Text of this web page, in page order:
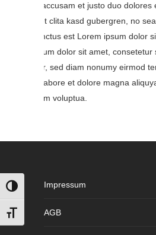
UMSCHALTEN AUF HOHE
SCHRIFT VERGRÖSSERN
et accusam et justo duo dolores
Stet clita kasd gubergren, no
sanctus est Lorem ipsum dolor
ipsum dolor sit amet, consetetur
elitr, sed diam nonumy eirmod
ut labore et dolore magna
diam voluptua.
Impressum
AGB